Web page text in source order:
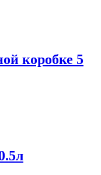
коробке 5